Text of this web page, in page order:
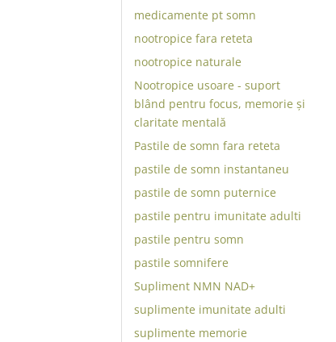
medicamente pt somn
nootropice fara reteta
nootropice naturale
Nootropice usoare - suport
blând pentru focus, memorie și
claritate mentală
Pastile de somn fara reteta
pastile de somn instantaneu
pastile de somn puternice
pastile pentru imunitate adulti
pastile pentru somn
pastile somnifere
Supliment NMN NAD+
suplimente imunitate adulti
suplimente memorie